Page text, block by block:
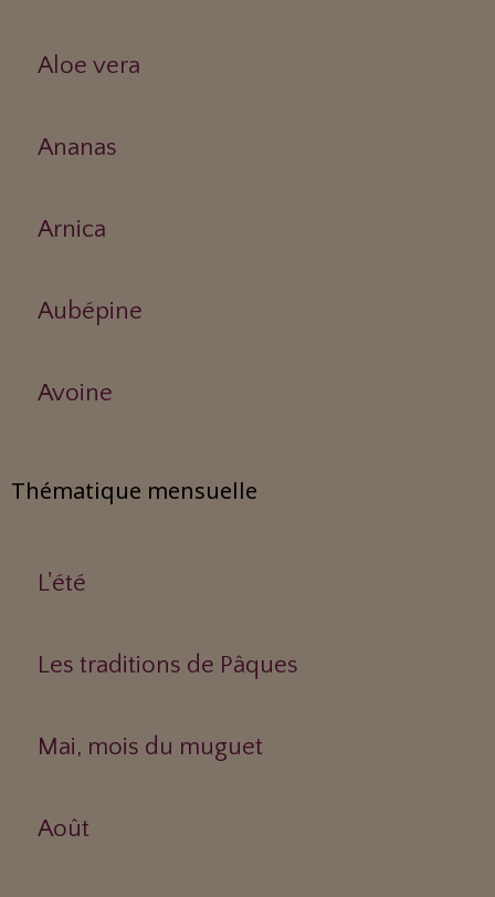
Aloe vera
Ananas
Arnica
Aubépine
Avoine
Thématique mensuelle
L'été
Les traditions de Pâques
Mai, mois du muguet
Août